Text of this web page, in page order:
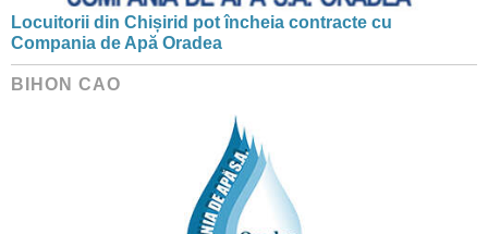
Locuitorii din Chișirid pot încheia contracte cu
Compania de Apă Oradea
BIHON CAO